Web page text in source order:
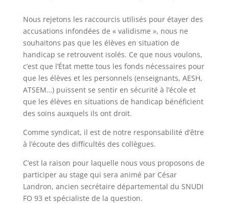
Nous rejetons les raccourcis utilisés pour étayer des
accusations infondées de « validisme », nous ne
souhaitons pas que les élèves en situation de
handicap se retrouvent isolés. Ce que nous voulons,
c’est que l’État mette tous les fonds nécessaires pour
que les élèves et les personnels (enseignants, AESH,
ATSEM…) puissent se sentir en sécurité à l’école et
que les élèves en situations de handicap bénéficient
des soins auxquels ils ont droit.
Comme syndicat, il est de notre responsabilité d’être
à l’écoute des difficultés des collègues.
C’est la raison pour laquelle nous vous proposons de
participer au stage qui sera animé par César
Landron, ancien secrétaire départemental du SNUDI
FO 93 et spécialiste de la question.